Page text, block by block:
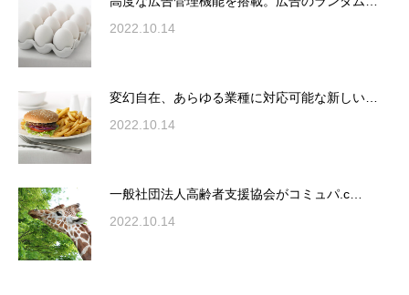
2022.10.14
変幻自在、あらゆる業種に対応可能な新しい…
2022.10.14
一般社団法人高齢者支援協会がコミュパ.c…
2022.10.14